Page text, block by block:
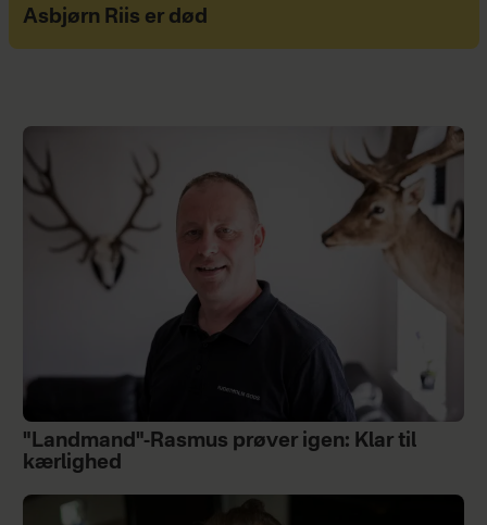
Asbjørn Riis er død
"Landmand"-Rasmus prøver igen: Klar til
kærlighed